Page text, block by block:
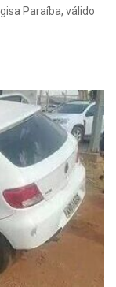
Paraíba, válido